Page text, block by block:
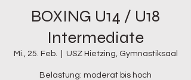
BOXING U14 / U18
Intermediate
Mi., 25. Feb. USZ Hietzing, Gymnastiksaal
Belastung: moderat bis hoch